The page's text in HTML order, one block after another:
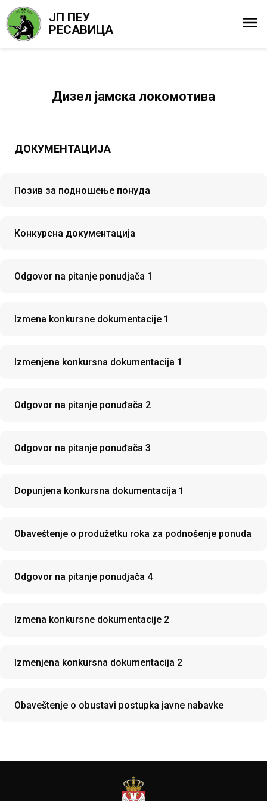
ЈП ПЕУ
РЕСАВИЦА
Дизел јамска локомотива
ДОКУМЕНТАЦИЈА
Позив за подношење понуда
Конкурсна документација
Odgovor na pitanje ponudjača 1
Izmena konkursne dokumentacije 1
Izmenjena konkursna dokumentacija 1
Odgovor na pitanje ponuđača 2
Odgovor na pitanje ponuđača 3
Dopunjena konkursna dokumentacija 1
Obaveštenje o produžetku roka za podnošenje ponuda
Odgovor na pitanje ponudjača 4
Izmena konkursne dokumentacije 2
Izmenjena konkursna dokumentacija 2
Obaveštenje o obustavi postupka javne nabavke